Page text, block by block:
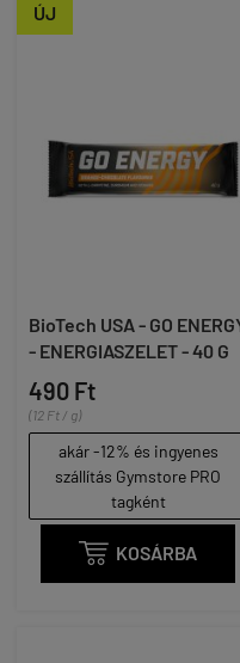
ÚJ
BioTech USA - GO
- ENERGIASZELET - 40 G
490 Ft
(12 Ft / g)
akár -12% és ingyenes
szállítás Gymstore PRO
tagként
 KOSÁRBA